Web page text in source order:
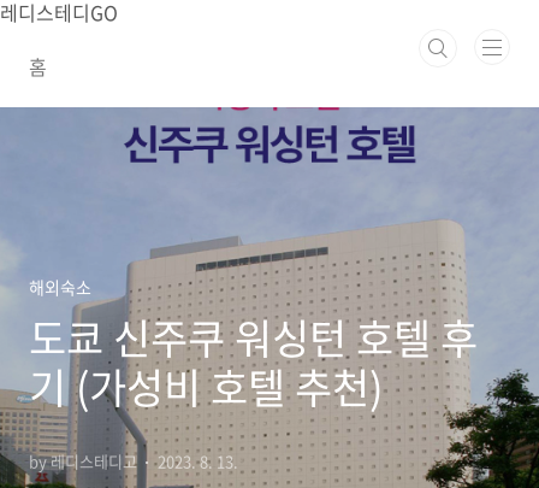
본문 바로가기
레디스테디GO
홈
해외숙소
도쿄 신주쿠 워싱턴 호텔 후
기 (가성비 호텔 추천)
by 레디스테디고 2023. 8. 13.